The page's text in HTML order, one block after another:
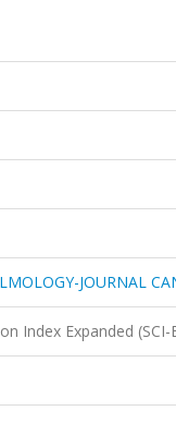
JOURNAL
Index Expanded